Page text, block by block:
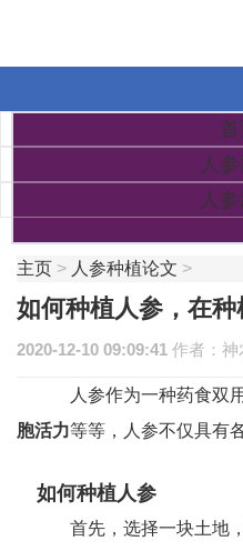
首
人
人
主页 > 人参种植论文 >
如何种植人参，在
2020-12-10 09:09:41 作者：神
人参作为一种药食双
胞活力等等，人参不仅具有
如何种植人参
首先，选择一块土地